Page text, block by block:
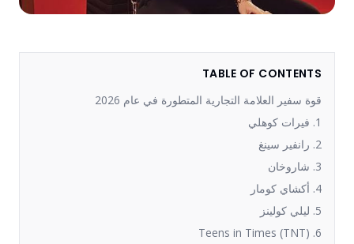
TABLE OF CONTENTS
قوة سفير العلامة التجارية المتطورة في عام 2026
1. فيرات كوهلي
2. رانفير سينغ
3. شاروخان
4. أكشاي كومار
5. ليلي كولينز
6. Teens in Times (TNT)